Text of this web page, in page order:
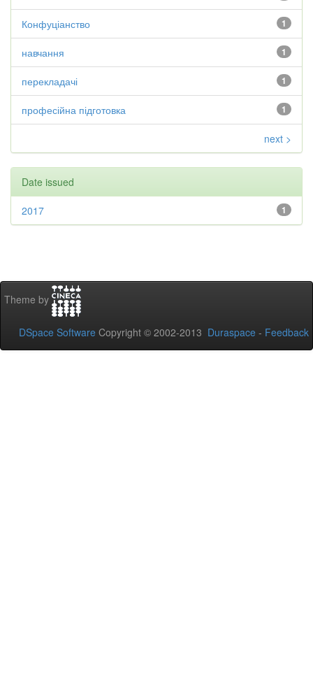
1
Конфуціанство
1
навчання
1
перекладачі
1
професійна підготовка
next >
Date issued
1
2017
Theme by
DSpace Software Copyright © 2002-2013 Duraspace - Feedback